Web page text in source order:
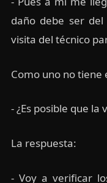
daño debe ser
visita del técnico
Como uno no tiene
- ¿Es posible que la
La respuesta:
- Voy a verificar